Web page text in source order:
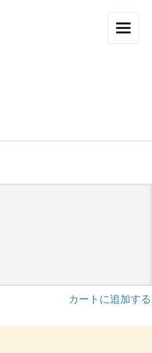
カートに追加する